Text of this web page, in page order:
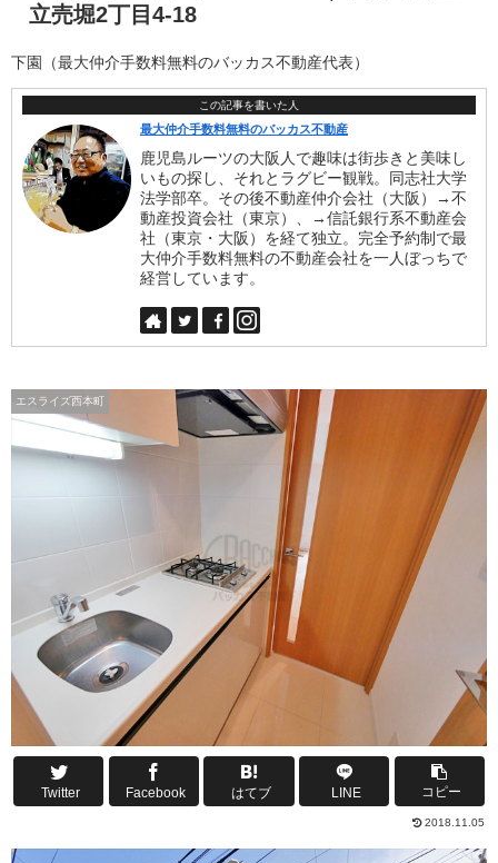
立売堀2丁目4-18
下園（最大仲介手数料無料のバッカス不動産代表）
この記事を書いた人
最大仲介手数料無料のバッカス不動産
鹿児島ルーツの大阪人で趣味は街歩きと美味し
いもの探し、それとラグビー観戦。同志社大学
法学部卒。その後不動産仲介会社（大阪）→不
動産投資会社（東京）、→信託銀行系不動産会
社（東京・大阪）を経て独立。完全予約制で最
大仲介手数料無料の不動産会社を一人ぼっちで
経営しています。
エスライズ西本町
Twitter Facebook はてブ LINE コピー
2018.11.05